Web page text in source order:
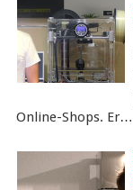
Online-Shops. Er…